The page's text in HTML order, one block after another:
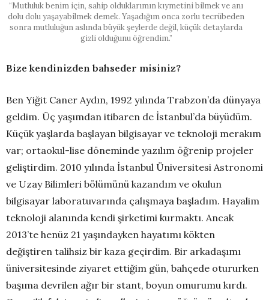
“Mutluluk benim için, sahip olduklarımın kıymetini bilmek ve anı
dolu dolu yaşayabilmek demek. Yaşadığım onca zorlu tecrübeden
sonra mutluluğun aslında büyük şeylerde değil, küçük detaylarda
gizli olduğunu öğrendim.”
Bize kendinizden bahseder misiniz?
Ben Yiğit Caner Aydın, 1992 yılında Trabzon’da dünyaya
geldim. Üç yaşımdan itibaren de İstanbul’da büyüdüm.
Küçük yaşlarda başlayan bilgisayar ve teknoloji merakım
var; ortaokul-lise döneminde yazılım öğrenip projeler
geliştirdim. 2010 yılında İstanbul Üniversitesi Astronomi
ve Uzay Bilimleri bölümünü kazandım ve okulun
bilgisayar laboratuvarında çalışmaya başladım. Hayalim
teknoloji alanında kendi şirketimi kurmaktı. Ancak
2013’te henüz 21 yaşındayken hayatımı kökten
değiştiren talihsiz bir kaza geçirdim. Bir arkadaşımı
üniversitesinde ziyaret ettiğim gün, bahçede otururken
başıma devrilen ağır bir stant, boyun omurumu kırdı.